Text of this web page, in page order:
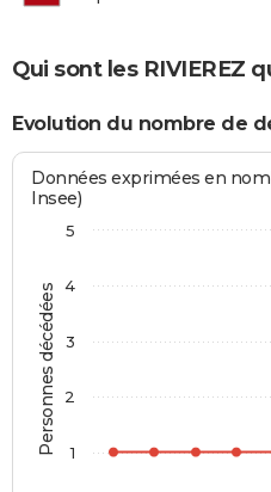
Qui sont les RIVIEREZ
Evolution du nombre de
Personnes décédées
Données exprimées en
Insee)
1
2
3
4
5